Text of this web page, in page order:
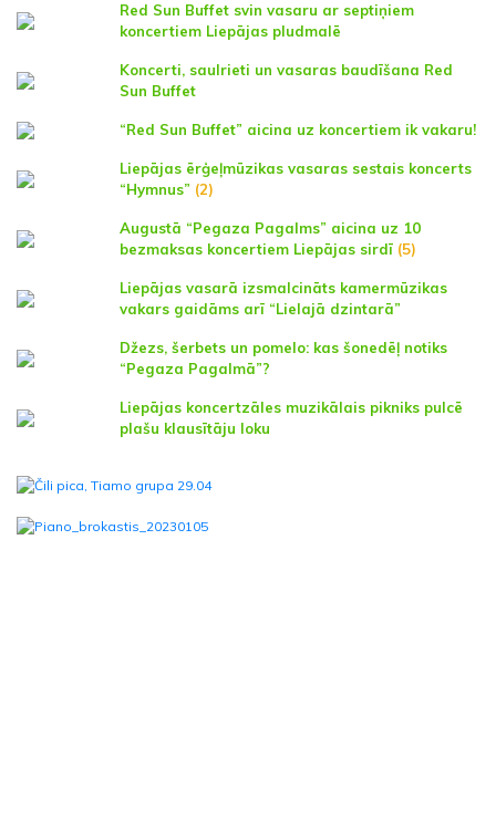
Red Sun Buffet svin vasaru ar septiņiem
koncertiem Liepājas pludmalē
Koncerti, saulrieti un vasaras baudīšana Red
Sun Buffet
“Red Sun Buffet” aicina uz koncertiem ik vakaru!
Liepājas ērģeļmūzikas vasaras sestais koncerts
“Hymnus” (2)
Augustā “Pegaza Pagalms” aicina uz 10
bezmaksas koncertiem Liepājas sirdī (5)
Liepājas vasarā izsmalcināts kamermūzikas
vakars gaidāms arī “Lielajā dzintarā”
Džezs, šerbets un pomelo: kas šonedēļ notiks
“Pegaza Pagalmā”?
Liepājas koncertzāles muzikālais pikniks pulcē
plašu klausītāju loku